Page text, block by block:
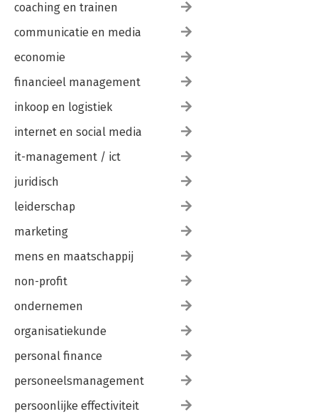
coaching en trainen
communicatie en media
economie
financieel management
inkoop en logistiek
internet en social media
it-management / ict
juridisch
leiderschap
marketing
mens en maatschappij
non-profit
ondernemen
organisatiekunde
personal finance
personeelsmanagement
persoonlijke effectiviteit